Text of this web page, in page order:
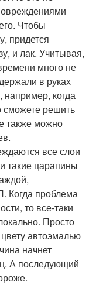
Чтобы
придется
и лак. Учитывая,
много не
в руках
например, когда
сможете решить
также можно
все слои
такие царапины
Когда проблема
то все-таки
Просто
автоэмалью
начнет
А последующий